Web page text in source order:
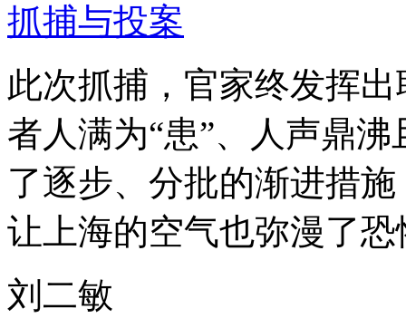
抓捕与投案
此次抓捕，官家终发挥
者人满为“患”、人声鼎
了逐步、分批的渐进措
让上海的空气也弥漫了
刘二敏